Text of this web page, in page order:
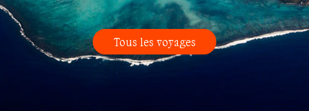
Tous les voyages